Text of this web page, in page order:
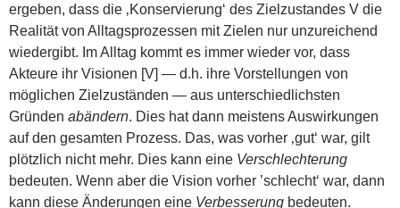
ergeben, dass die ‚Konservierung‘ des Zielzustandes V die
Realität von Alltagsprozessen mit Zielen nur unzureichend
wiedergibt. Im Alltag kommt es immer wieder vor, dass
Akteure ihr Visionen [V] — d.h. ihre Vorstellungen von
möglichen Zielzuständen — aus unterschiedlichsten
Gründen abändern. Dies hat dann meistens Auswirkungen
auf den gesamten Prozess. Das, was vorher ‚gut‘ war, gilt
plötzlich nicht mehr. Dies kann eine Verschlechterung
bedeuten. Wenn aber die Vision vorher ’schlecht‘ war, dann
kann diese Änderungen eine Verbesserung bedeuten.